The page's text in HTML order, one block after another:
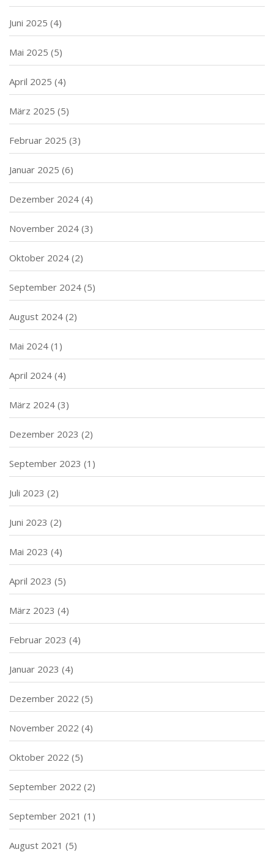
Juni 2025 (4)
Mai 2025 (5)
April 2025 (4)
März 2025 (5)
Februar 2025 (3)
Januar 2025 (6)
Dezember 2024 (4)
November 2024 (3)
Oktober 2024 (2)
September 2024 (5)
August 2024 (2)
Mai 2024 (1)
April 2024 (4)
März 2024 (3)
Dezember 2023 (2)
September 2023 (1)
Juli 2023 (2)
Juni 2023 (2)
Mai 2023 (4)
April 2023 (5)
März 2023 (4)
Februar 2023 (4)
Januar 2023 (4)
Dezember 2022 (5)
November 2022 (4)
Oktober 2022 (5)
September 2022 (2)
September 2021 (1)
August 2021 (5)